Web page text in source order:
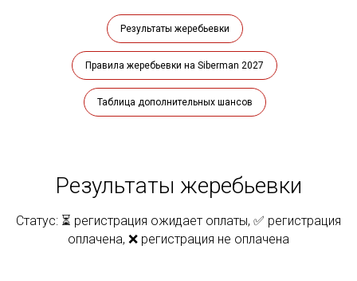
Результаты жеребьевки
Правила жеребьевки на Siberman 2027
Таблица дополнительных шансов
Результаты жеребьевки
Статус: ⏳ регистрация ожидает оплаты, ✅ регистрация
оплачена, ❌ регистрация не оплачена